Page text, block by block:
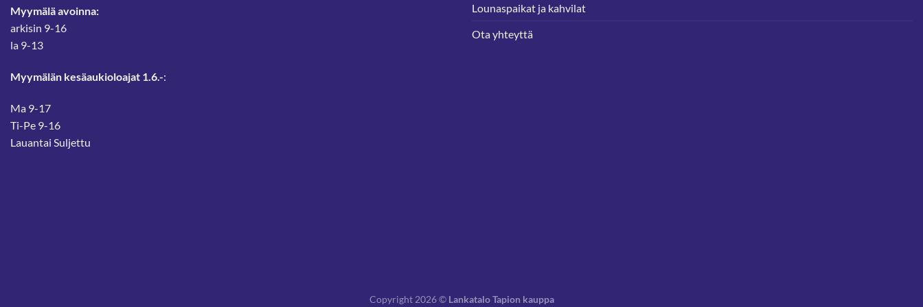
Myymälä avoinna:
arkisin 9-16
la 9-13
Myymälän kesäaukioloajat 1.6.-:
Ma 9-17
Ti-Pe 9-16
Lauantai Suljettu
Lounaspaikat ja kahvilat
Ota yhteyttä
Copyright 2026 © Lankatalo Tapion kauppa